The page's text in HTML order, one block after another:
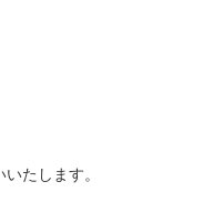
たします。